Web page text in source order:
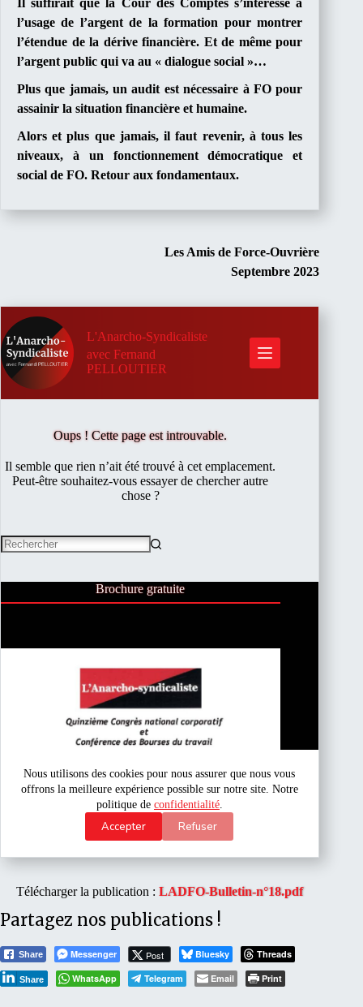
l suffirait que la Cour des Comptes s’intéresse à
l’usage de l’argent de la formation pour montrer
l’étendue de la dérive financière. Et de même pour
l’argent public qui va au « dialogue social »…
Plus que jamais, un audit est nécessaire à FO pour
assainir la situation financière et humaine.
Alors et plus que jamais, il faut revenir, à tous les
niveaux, à un fonctionnement démocratique et
social de FO. Retour aux fondamentaux.
Les Amis de Force-Ouvrière
Septembre 2023
Télécharger la publication :LADFO-Bulletin-n°18.pdf
Partagez nos publications !
Share Messenger Post Bluesky Threads
Share WhatsApp Telegram Email Print